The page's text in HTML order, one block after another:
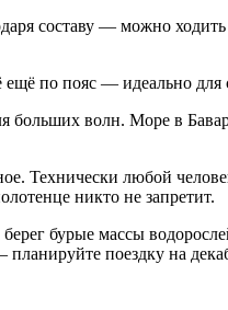
составу — можно
по пояс — идеально для
больших волн. Море в
Технически любой
никто не запретит.
бурые массы
поездку на